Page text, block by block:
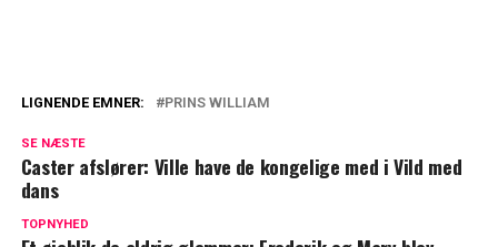
Insider afslører nye detaljer
LIGNENDE EMNER: PRINS WILLIAM
SE NÆSTE
Caster afslører: Ville have de kongelige med i Vild med
dans
TOPNYHED